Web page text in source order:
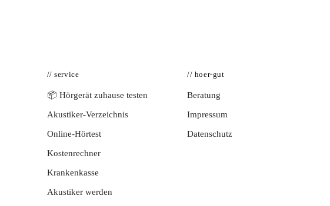
// service
📦 Hörgerät zuhause testen
Akustiker-Verzeichnis
Online-Hörtest
Kostenrechner
Krankenkasse
Akustiker werden
// hoer-gut
Beratung
Impressum
Datenschutz